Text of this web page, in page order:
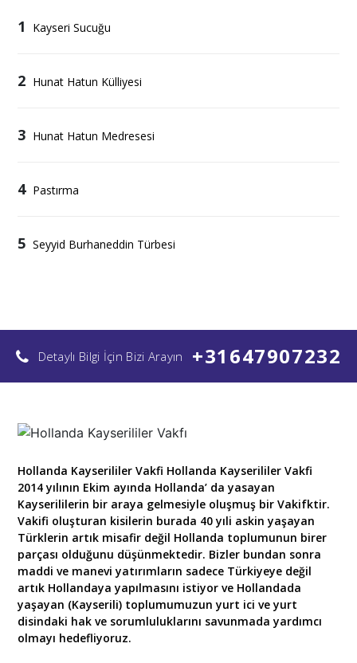
1 Kayseri Sucuğu
2 Hunat Hatun Külliyesi
3 Hunat Hatun Medresesi
4 Pastırma
5 Seyyid Burhaneddin Türbesi
Detaylı Bilgi İçin Bizi Arayın +31647907232
Hollanda Kayserililer Vakfi Hollanda Kayserililer Vakfi
2014 yılının Ekim ayında Hollanda’ da yasayan
Kayserililerin bir araya gelmesiyle oluşmuş bir Vakifktir.
Vakifi oluşturan kisilerin burada 40 yıli askin yaşayan
Türklerin artık misafir değil Hollanda toplumunun birer
parçası olduğunu düşünmektedir. Bizler bundan sonra
maddi ve manevi yatırımların sadece Türkiyeye değil
artık Hollandaya yapılmasını istiyor ve Hollandada
yaşayan (Kayserili) toplumumuzun yurt ici ve yurt
disindaki hak ve sorumluluklarını savunmada yardımcı
olmayı hedefliyoruz.